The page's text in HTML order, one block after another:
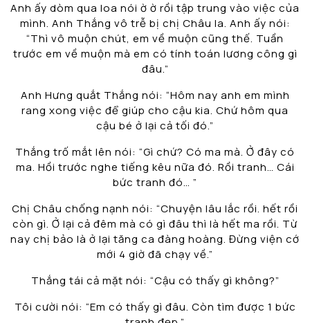
Anh ấy dòm qua loa nói ờ ờ rồi tập trung vào việc của
mình. Anh Thắng vô trễ bị chị Châu la. Anh ấy nói:
“Thì vô muộn chút, em về muộn cũng thế. Tuần
trước em về muộn mà em có tính toán lương công gì
đâu.”
Anh Hưng quắt Thắng nói: “Hôm nay anh em mình
rang xong việc để giúp cho cậu kia. Chứ hôm qua
cậu bé ở lại cả tối đó.”
Thắng trố mắt lên nói: “Gì chứ? Có ma mà. Ở đây có
ma. Hồi trước nghe tiếng kêu nữa đó. Rồi tranh… Cái
bức tranh đó… ”
Chị Châu chống nạnh nói: “Chuyện lâu lắc rồi. hết rồi
còn gì. Ở lại cả đêm mà có gì đâu thì là hết ma rồi. Từ
nay chị bảo là ở lại tăng ca đàng hoàng. Đừng viện cớ
mới 4 giờ đã chạy về.”
Thắng tái cả mặt nói: “Cậu có thấy gì không?”
Tôi cười nói: “Em có thấy gì đâu. Còn tìm được 1 bức